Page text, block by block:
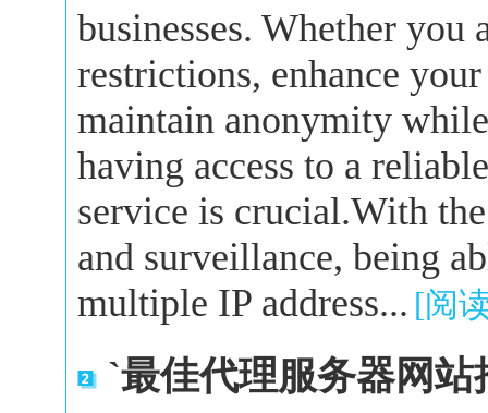
businesses. Whether you
restrictions, enhance
maintain anonymity
having access to a
service is crucial.With
and surveillance, being
multiple IP address... [阅
`最佳代理服务器网